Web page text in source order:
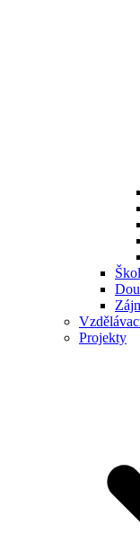
Projekty